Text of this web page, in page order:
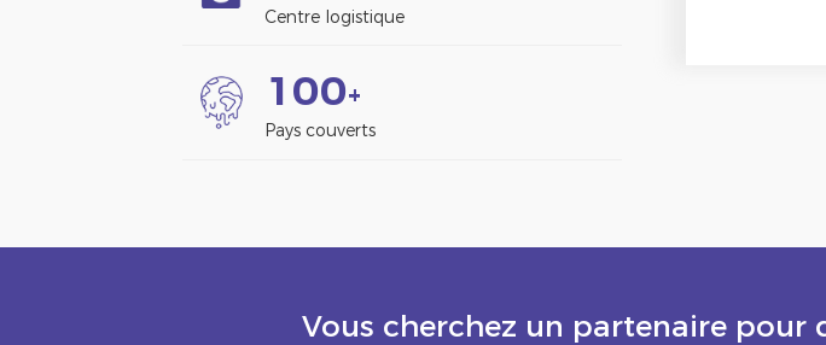
Centre logistique
1 00+
Pays couverts
Vous cherchez un partenaire pour